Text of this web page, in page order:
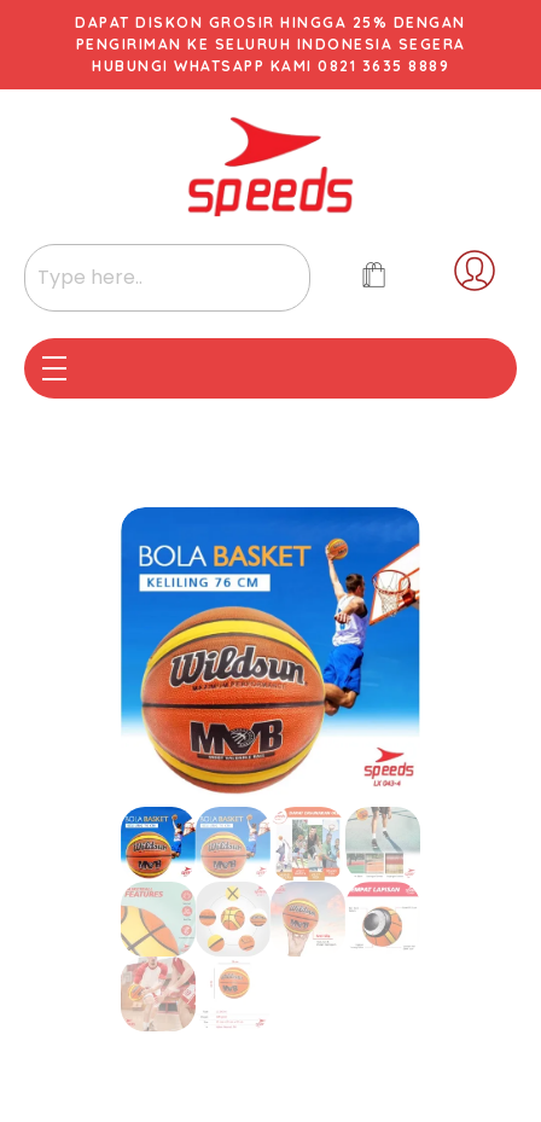
DAPAT DISKON GROSIR HINGGA 25% DENGAN
PENGIRIMAN KE SELURUH INDONESIA SEGERA
HUBUNGI WHATSAPP KAMI 0821 3635 8889